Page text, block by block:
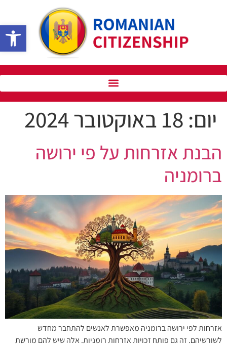
פתח
יום: 18 באוקטובר 2024
הבנת אזרחות על פי ירושה
ברומניה
אזרחות לפי ירושה ברומניה מאפשרת לאנשים להתחבר מחדש
לשורשיהם. זה גם פותח זכויות אזרחות רומניות. אלה שיש להם מורשת